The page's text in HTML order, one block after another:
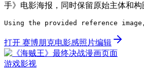
手》电影海报，同时保留原始主体和构
Using the provided reference
打开 赛博朋克电影感照片编辑
游戏影视